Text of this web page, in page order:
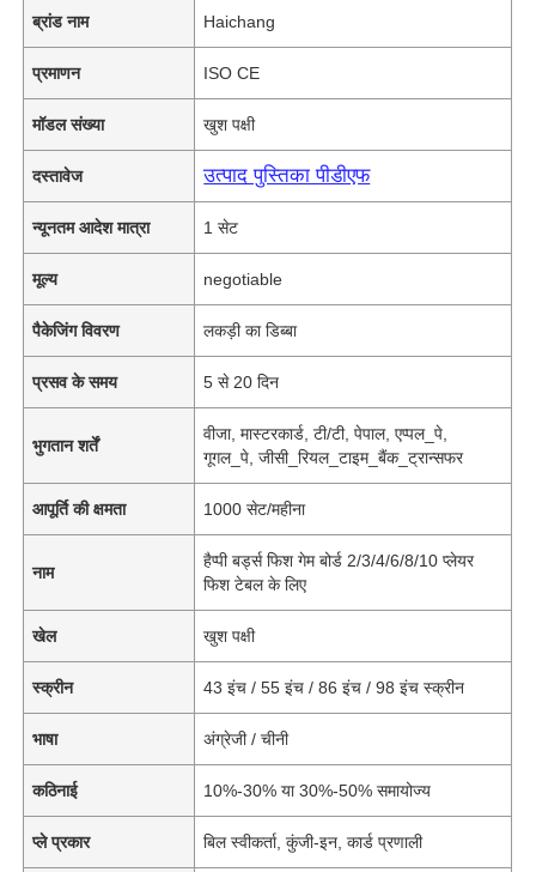
ब्रांड नाम Haichang
प्रमाणन ISO CE
मॉडल संख्या खुश पक्षी
दस्तावेज उत्पाद पुस्तिका पीडीएफ
न्यूनतम आदेश मात्रा 1 सेट
मूल्य negotiable
पैकेजिंग विवरण लकड़ी का डिब्बा
प्रसव के समय 5 से 20 दिन
भुगतान शर्तें
वीजा, मास्टरकार्ड, टी/टी, पेपाल, एप्पल_पे,
गूगल_पे, जीसी_रियल_टाइम_बैंक_ट्रान्सफर
आपूर्ति की क्षमता 1000 सेट/महीना
नाम
हैप्पी बर्ड्स फिश गेम बोर्ड 2/3/4/6/8/10 प्लेयर
फिश टेबल के लिए
खेल खुश पक्षी
स्क्रीन 43 इंच / 55 इंच / 86 इंच / 98 इंच स्क्रीन
भाषा अंग्रेजी / चीनी
कठिनाई 10%-30% या 30%-50% समायोज्य
प्ले प्रकार बिल स्वीकर्ता, कुंजी-इन, कार्ड प्रणाली